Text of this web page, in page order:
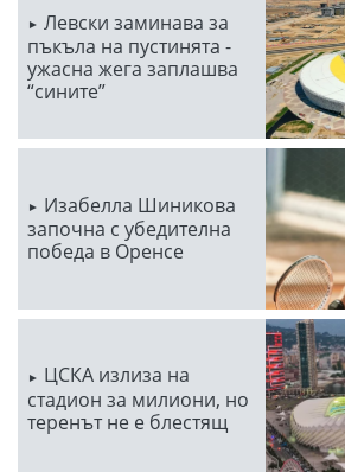
Левски заминава за
пъкъла на пустинята -
ужасна жега заплашва
“сините”
Изабелла Шиникова
започна с убедителна
победа в Оренсе
ЦСКА излиза на
стадион за милиони, но
теренът не е блестящ